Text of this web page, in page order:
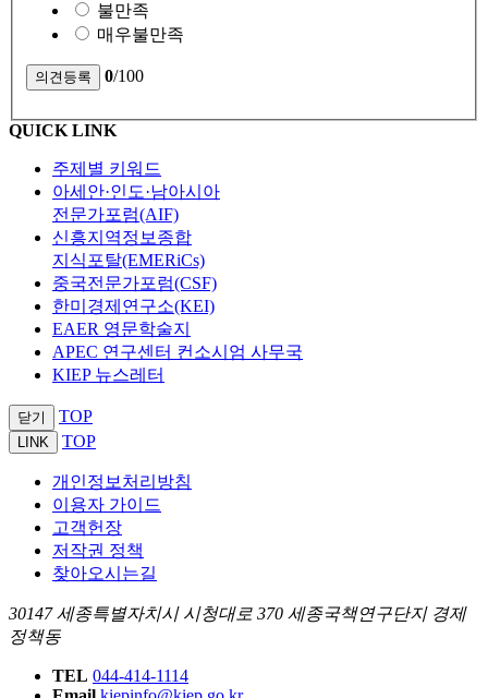
불만족
매우불만족
0/100
QUICK LINK
주제별 키워드
아세안·인도·남아시아
전문가포럼(AIF)
신흥지역정보종합
지식포탈(EMERiCs)
중국전문가포럼(CSF)
한미경제연구소(KEI)
EAER 영문학술지
APEC 연구센터 컨소시엄 사무국
KIEP 뉴스레터
닫기 TOP
LINK TOP
개인정보처리방침
이용자 가이드
고객헌장
저작권 정책
찾아오시는길
30147 세종특별자치시 시청대로 370 세종국책연구단지 경제
정책동
TEL 044-414-1114